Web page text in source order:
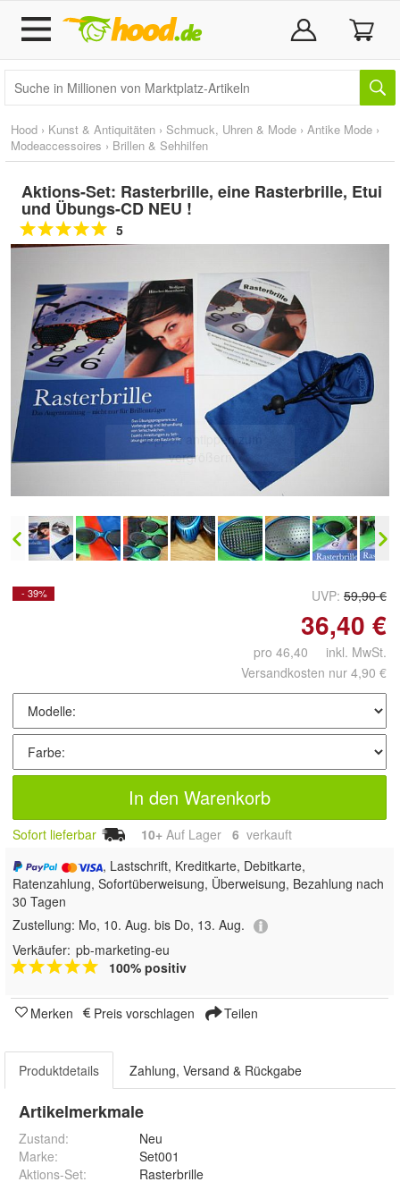
Hood › Kunst & Antiquitäten › Schmuck, Uhren & Mode › Antike Mode ›
Modeaccessoires › Brillen & Sehhilfen
Aktions-Set: Rasterbrille, eine Rasterbrille, Etui
und Übungs-CD NEU !
5
Doppelt antippen zum
vergrößern
- 39% UVP: 59,90 €
36,40 €
pro 46,40 inkl. MwSt.
Versandkosten nur 4,90 €
In den Warenkorb
Sofort lieferbar 10+ Auf Lager 6 verkauft
, Lastschrift, Kreditkarte, Debitkarte,
Ratenzahlung, Sofortüberweisung, Überweisung, Bezahlung nach
30 Tagen
Zustellung: Mo, 10. Aug. bis Do, 13. Aug.
Verkäufer: pb-marketing-eu
100% positiv
Merken Preis vorschlagen Teilen
Produktdetails Zahlung, Versand & Rückgabe
Artikelmerkmale
Zustand:
Neu
Marke:
Set001
Aktions-Set:
Rasterbrille